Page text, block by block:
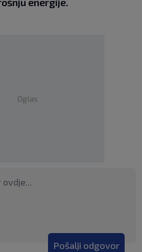
Oglas
Pošalji odgovor